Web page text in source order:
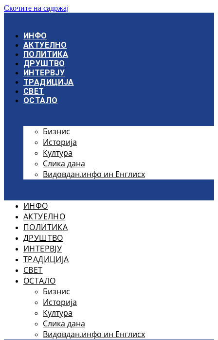
Скочите на садржај
ИНФО
АКТУЕЛНО
ПОЛИТИКА
ДРУШТВО
ИНТЕРВЈУ
ТРАДИЦИЈА
СВЕТ
ОСТАЛО
Бизнис
Историја
Култура
Слика дана
Видовдан.инфо ин Енглисх
ИНФО
АКТУЕЛНО
ПОЛИТИКА
ДРУШТВО
ИНТЕРВЈУ
ТРАДИЦИЈА
СВЕТ
ОСТАЛО
Бизнис
Историја
Култура
Слика дана
Видовдан.инфо ин Енглисх